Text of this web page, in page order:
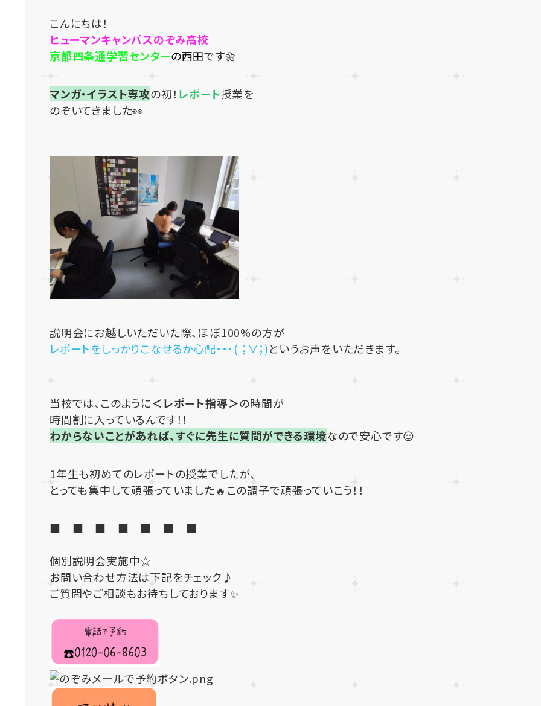
こんにちは！
ヒューマンキャンパスのぞみ高校
京都四条通学習センターの西田です🌼
マンガ・イラスト専攻の初！ レポート授業を
のぞいてきました👀
説明会にお越しいただいた際、ほぼ100%の方が
レポートをしっかりこなせるか心配・・・( ；∀；)というお声をいただきます。
当校では、このように＜レポート指導＞の時間が
時間割に入っているんです！！
わからないことがあれば、すぐに先生に質問ができる環境なので安心です😌
1年生も初めてのレポートの授業でしたが、
とっても集中して頑張っていました🔥この調子で頑張っていこう！！
■ ■ ■ ■ ■ ■ ■
個別説明会実施中☆
お問い合わせ方法は下記をチェック♪
ご質問やご相談もお待ちしております✨